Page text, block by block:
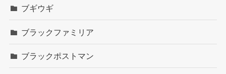
ブギウギ
ブラックファミリア
ブラックポストマン